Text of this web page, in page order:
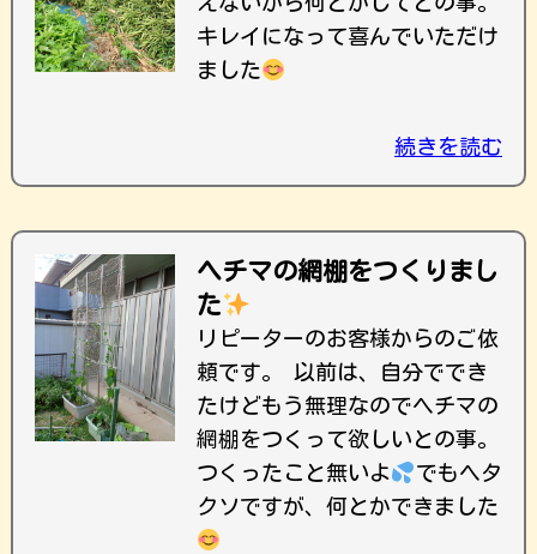
キレイになって喜んでいただけ
ました
続きを読む
ヘチマの網棚をつくりまし
た
リピーターのお客様からのご依
頼です。 以前は、自分ででき
たけどもう無理なのでヘチマの
網棚をつくって欲しいとの事。
つくったこと無いよ
でもヘタ
クソですが、何とかできました